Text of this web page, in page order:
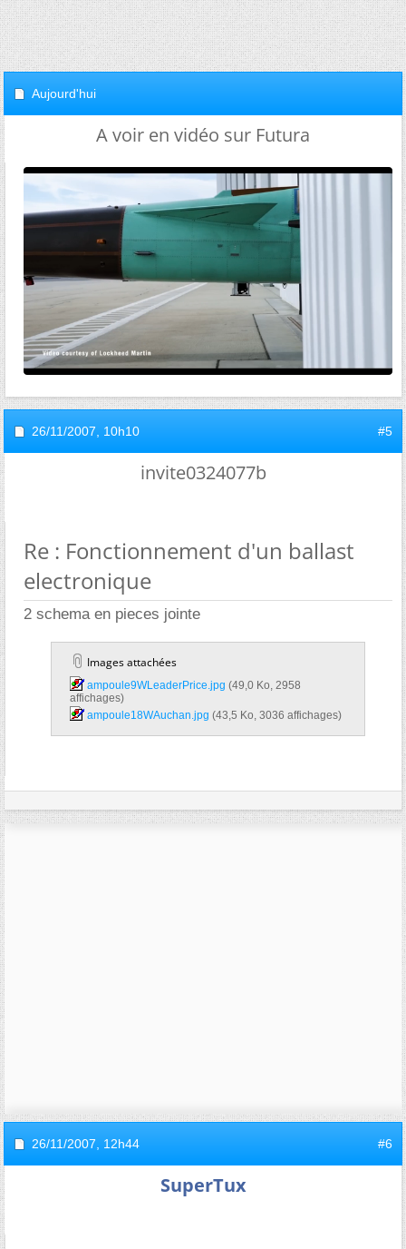
Aujourd'hui
A voir en vidéo sur Futura
26/11/2007, 10h10 #5
invite0324077b
Re : Fonctionnement d'un ballast
electronique
2 schema en pieces jointe
Images attachées
ampoule9WLeaderPrice.jpg‎
affichages)
ampoule18WAuchan.jpg‎ (43,5 Ko, 3036 affichages)
26/11/2007, 12h44 #6
SuperTux